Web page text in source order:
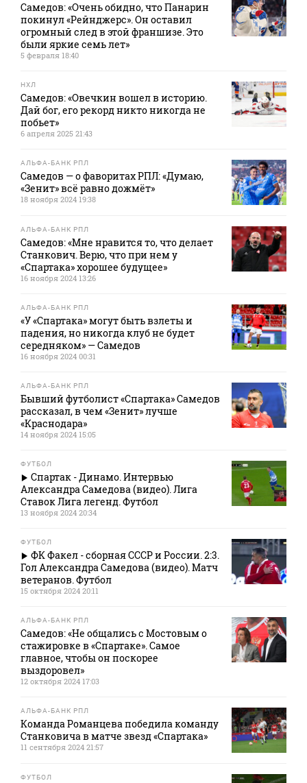
Самедов: «Очень обидно, что Панарин
покинул «Рейнджерс». Он оставил
огромный след в этой франшизе. Это
были яркие семь лет»
5 февраля 18:40
НХЛ
Самедов: «Овечкин вошел в историю.
Дай бог, его рекорд никто никогда не
побьет»
6 апреля 2025 21:43
АЛЬФА-БАНК РПЛ
Самедов — о фаворитах РПЛ: «Думаю,
«Зенит» всё равно дожмёт»
18 ноября 2024 19:38
АЛЬФА-БАНК РПЛ
Самедов: «Мне нравится то, что делает
Станкович. Верю, что при нем у
«Спартака» хорошее будущее»
16 ноября 2024 13:26
АЛЬФА-БАНК РПЛ
«У «Спартака» могут быть взлеты и
падения, но никогда клуб не будет
середняком» — Самедов
16 ноября 2024 00:31
АЛЬФА-БАНК РПЛ
Бывший футболист «Спартака» Самедов
рассказал, в чем «Зенит» лучше
«Краснодара»
14 ноября 2024 15:05
ФУТБОЛ
Спартак - Динамо. Интервью
Александра Самедова (видео). Лига
Ставок Лига легенд. Футбол
13 ноября 2024 20:34
ФУТБОЛ
ФК Факел - сборная СССР и России. 2:3.
Гол Александра Самедова (видео). Матч
ветеранов. Футбол
15 октября 2024 20:11
АЛЬФА-БАНК РПЛ
Самедов: «Не общались с Мостовым о
стажировке в «Спартаке». Самое
главное, чтобы он поскорее
выздоровел»
12 октября 2024 17:03
АЛЬФА-БАНК РПЛ
Команда Романцева победила команду
Станковича в матче звезд «Спартака»
11 сентября 2024 21:57
ФУТБОЛ